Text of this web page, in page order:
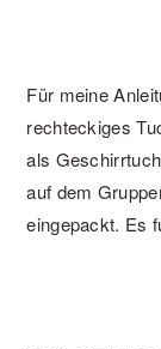
Für meine
rechteckiges
als
auf dem
eingepackt. Es